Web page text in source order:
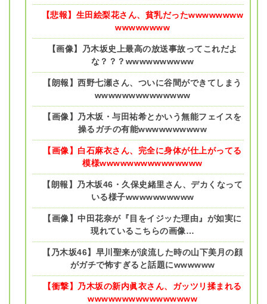
【悲報】生田絵梨花さん、貧乳だったwwwwwwww
wwwwwwww
【画像】乃木坂史上最高の放送事故ってこれだよ
な？？？wwwwwwwwww
【朗報】西野七瀬さん、ついに谷間ができてしまう
wwwwwwwwwwwwww
【画像】乃木坂・与田祐希とかいう無能フェイスを
操るガチの有能wwwwwwwwww
【画像】白石麻衣さん、完全に身体が仕上がってる
模様wwwwwwwwwwwwwww
【朗報】乃木坂46・久保史緒里さん、デカくなって
いる様子wwwwwwwwww
【画像】中田花奈が『目をイジッた理由』が如実に
現れているこちらの画像…
【乃木坂46】早川聖来が涙流した時の山下美月の顔
がガチで怖すぎると話題にwwwwww
【衝撃】乃木坂の新内眞衣さん、ガッツリ揉まれる
wwwwwwwwwwwwwwww